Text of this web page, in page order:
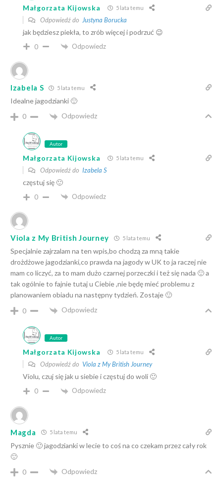
Małgorzata Kijowska 5 lata temu
Odpowiedź do Justyna Borucka
jak będziesz piekła, to zrób więcej i podrzuć 😉
0 Odpowiedz
Izabela S 5 lata temu
Idealne jagodzianki 🙂
0
Odpowiedz
Autor
Małgorzata Kijowska 5 lata temu
Odpowiedź do Izabela S
częstuj się 🙂
0 Odpowiedz
Viola z My British Journey 5 lata temu
Specjalnie zajrzalam na ten wpis,bo chodzą za mną takie
drożdżowe jagodzianki,co prawda na jagody w UK to ja raczej nie
mam co liczyć, za to mam dużo czarnej porzeczki i też się nada 🙂 a
tak ogólnie to fajnie tutaj u Ciebie ,nie będę mieć problemu z
planowaniem obiadu na następny tydzień. Zostaje 🙂
0
Odpowiedz
Autor
Małgorzata Kijowska 5 lata temu
Odpowiedź do Viola z My British Journey
Violu, czuj się jak u siebie i częstuj do woli 🙂
0 Odpowiedz
Magda 5 lata temu
Pysznie 🙂 jagodzianki w lecie to coś na co czekam przez cały rok
🙂
0
Odpowiedz